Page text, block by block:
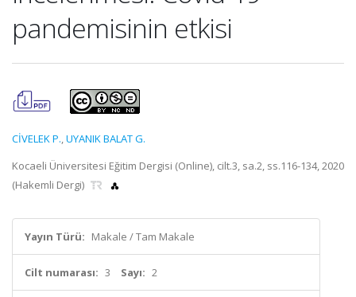
pandemisinin etkisi
CİVELEK P.,UYANIK BALAT G.
Kocaeli Üniversitesi Eğitim Dergisi (Online), cilt.3, sa.2, ss.116-134, 2020
(Hakemli Dergi)
Yayın Türü: Makale / Tam Makale
Cilt numarası: 3 Sayı: 2